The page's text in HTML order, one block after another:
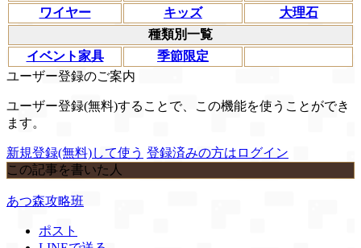
ワイヤー
キッズ
大理石
種類別一覧
イベント家具
季節限定
ユーザー登録のご案内
ユーザー登録(無料)することで、この機能を使うことができ
ます。
新規登録(無料)して使う 登録済みの方はログイン
この記事を書いた人
あつ森攻略班
ポスト